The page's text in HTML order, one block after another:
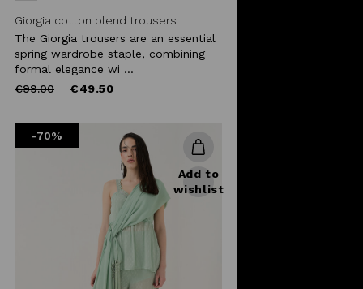
Giorgia cotton blend trousers
The Giorgia trousers are an essential
spring wardrobe staple, combining
formal elegance wi ...
Price
€99.00to €49.50
-70%
Add to
wishlist